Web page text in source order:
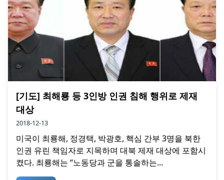
[기도] 최해룡 등 3인방 인권 침해 행위로 제재
대상
2018-12-13
미국이 최룡해, 정경택, 박광호, 핵심 간부 3명을 북한
인권 유린 책임자로 지목하며 대북 제재 대상에 포함시
켰다. 최룡해는 “노동당과 군을 통솔하는...